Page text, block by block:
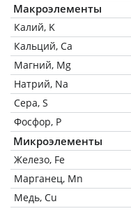
Макроэлементы
Калий, K
Кальций, Ca
Магний, Mg
Натрий, Na
Сера, S
Фосфор, P
Микроэлементы
Железо, Fe
Марганец, Mn
Медь, Cu